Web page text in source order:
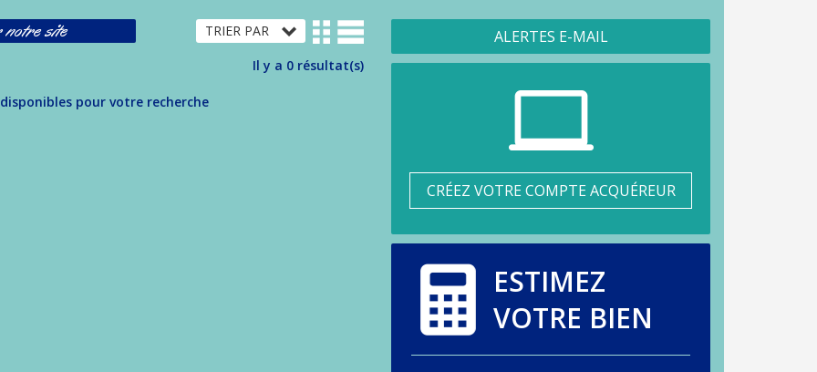
notre site
Il y a 0 résultat(s)
pour votre recherche
ALERTES E-MAIL
CRÉEZ VOTRE COMPTE ACQUÉREUR
ESTIMEZ
VOTRE BIEN